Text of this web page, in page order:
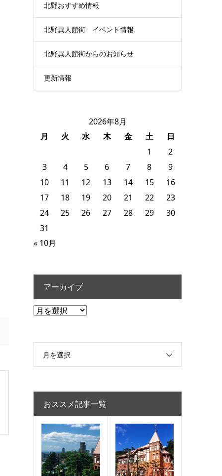
北野おすすめ情報
北野異人館街 イベント情報
北野異人館街からのお知らせ
更新情報
2026年8月
月
火 水 木 金 土
日
1
2
3
4 5 6 7 8
9
10
11 12 13 14 15
16
17
18 19 20 21 22
23
24
25 26 27 28 29
30
31
« 10月
アーカイブ
ア
月を選択
おススメ記事一覧